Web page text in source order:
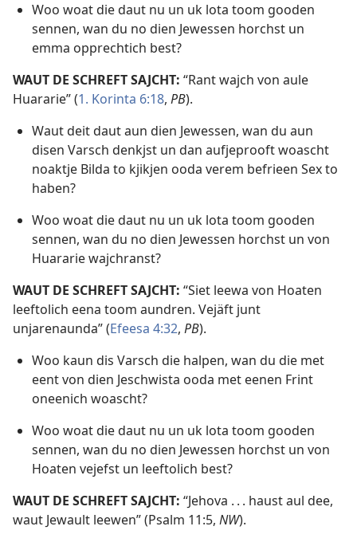
Woo woat die daut nu un uk lota toom gooden
sennen, wan du no dien Jewessen horchst un
emma opprechtich best?
WAUT DE SCHREFT SAJCHT: “Rant wajch von aule
Huararie” (1. Korinta 6:18, PB).
Waut deit daut aun dien Jewessen, wan du aun
disen Varsch denkjst un dan aufjeprooft woascht
noaktje Bilda to kjikjen ooda verem befrieen Sex to
haben?
Woo woat die daut nu un uk lota toom gooden
sennen, wan du no dien Jewessen horchst un von
Huararie wajchranst?
WAUT DE SCHREFT SAJCHT: “Siet leewa von Hoaten
leeftolich eena toom aundren. Vejäft junt
unjarenaunda” (Efeesa 4:32, PB).
Woo kaun dis Varsch die halpen, wan du die met
eent von dien Jeschwista ooda met eenen Frint
oneenich woascht?
Woo woat die daut nu un uk lota toom gooden
sennen, wan du no dien Jewessen horchst un von
Hoaten vejefst un leeftolich best?
WAUT DE SCHREFT SAJCHT: “Jehova . . . haust aul dee,
waut Jewault leewen” (Psalm 11:5, NW).